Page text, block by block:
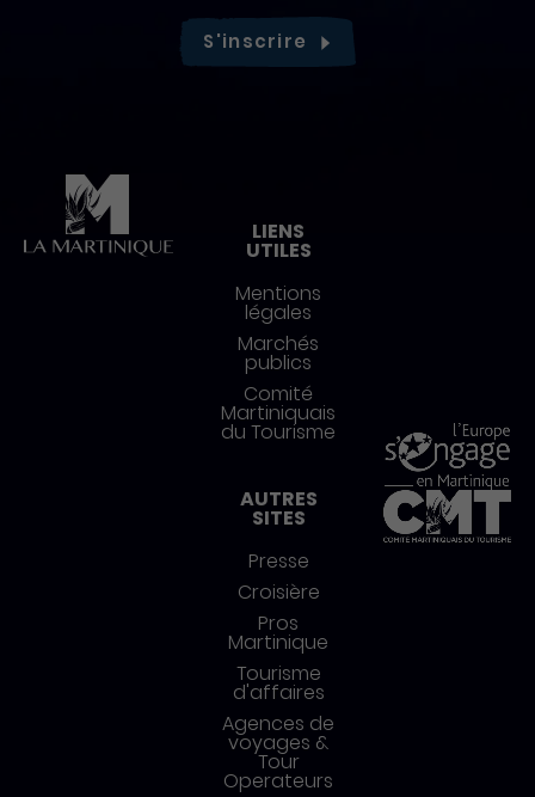
S'inscrire
LIENS
UTILES
Mentions
légales
Marchés
publics
Comité
Martiniquais
du Tourisme
AUTRES
SITES
Presse
Croisière
Pros
Martinique
Tourisme
d'affaires
Agences de
voyages &
Tour
Operateurs